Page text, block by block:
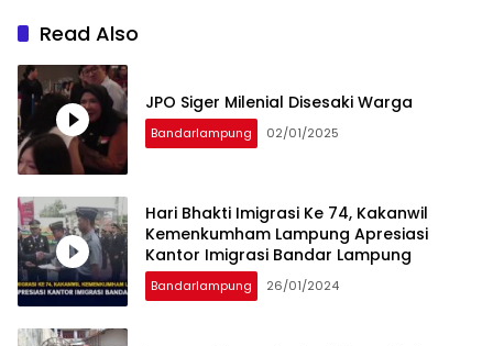
Read Also
JPO Siger Milenial Disesaki Warga
Bandarlampung 02/01/2025
Hari Bhakti Imigrasi Ke 74, Kakanwil
Kemenkumham Lampung Apresiasi
Kantor Imigrasi Bandar Lampung
Bandarlampung 26/01/2024